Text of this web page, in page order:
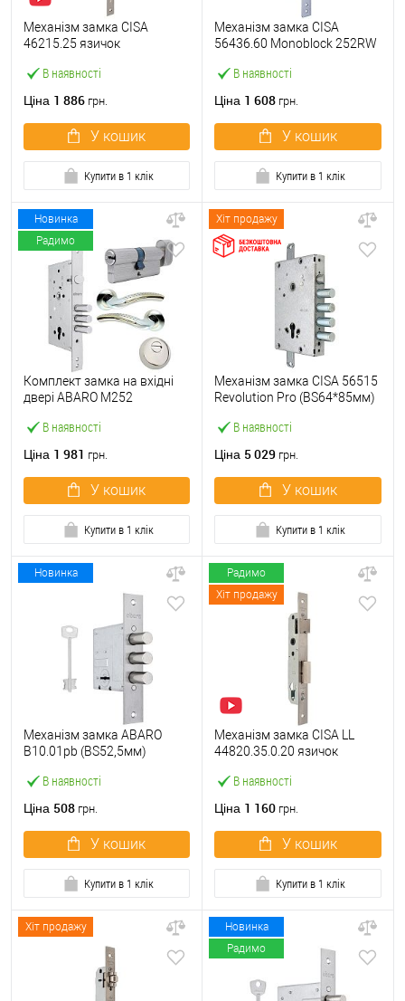
В наявності
Механізм замка CISA
46215.25 язичок
нержавіюча сталь
Ціна 1 886 грн.
У кошик
Купити в 1 клік
В наявності
Механізм замка CISA
56436.60 Monoblock 252RW
Ціна 1 608 грн.
У кошик
Купити в 1 клік
Новинка
Радимо
В наявності
Комплект замка на вхідні
двері ABARO M252
B100, протектором і
Ціна 1 981 грн.
У кошик
Купити в 1 клік
Хіт продажу
В наявності
Механізм замка CISA 56515
Revolution Pro (BS64*85мм)
торцевої планки
Ціна 5 029 грн.
У кошик
Купити в 1 клік
Новинка
В наявності
Механізм замка ABARO
B10.01pb (BS52,5мм)
тех.пакування.без
Ціна 508 грн.
У кошик
Купити в 1 клік
Радимо
Хіт продажу
В наявності
Механізм замка CISA LL
44820.35.0.20 язичок
нержавіюча сталь
Ціна 1 160 грн.
У кошик
Купити в 1 клік
Хіт продажу
Новинка
Радимо